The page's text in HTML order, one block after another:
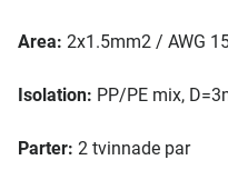
Area: 2x1.5mm2 / AWG
Isolation: PP/PE mix,
Parter: 2 tvinnade par